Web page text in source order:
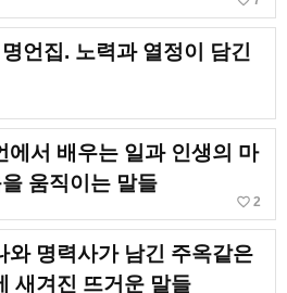
언집. 노력과 열정이 담긴
에서 배우는 일과 인생의 마
움직이는 말들
favorite_border 2
와 명력사가 남긴 주옥같은
새겨진 뜨거운 말들